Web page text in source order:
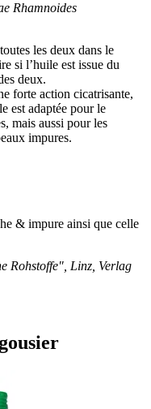
Rhamnoides
les deux dans le
si l’huile est issue du
deux.
forte action cicatrisante,
est adaptée pour le
mais aussi pour les
impures.
& impure ainsi que celle
Rohstoffe", Linz, Verlag